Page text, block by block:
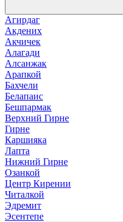
Агирдаг
Акдених
Акчичек
Алагади
Алсанжак
Арапкой
Бахчели
Белапаис
Бешпармак
Верхний Гирне
Гирне
Каршияка
Лапта
Нижний Гирне
Озанкой
Центр Кирении
Читалкой
Эдремит
Эсентепе